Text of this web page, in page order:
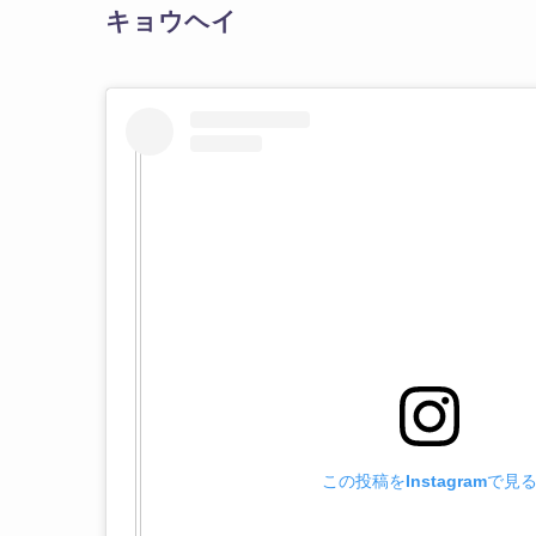
キョウヘイ
この投稿をInstagramで見る